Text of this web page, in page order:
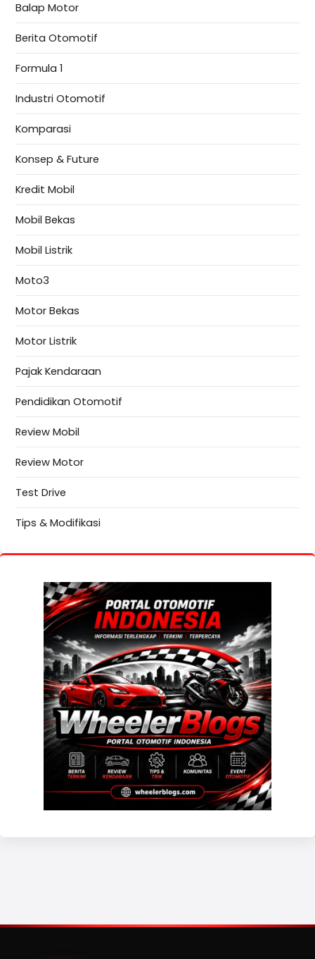
Balap Motor
Berita Otomotif
Formula 1
Industri Otomotif
Komparasi
Konsep & Future
Kredit Mobil
Mobil Bekas
Mobil Listrik
Moto3
Motor Bekas
Motor Listrik
Pajak Kendaraan
Pendidikan Otomotif
Review Mobil
Review Motor
Test Drive
Tips & Modifikasi